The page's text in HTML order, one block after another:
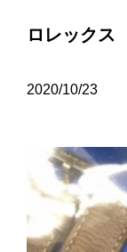
ロレックス
2020/10/23